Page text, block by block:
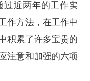
过近两年的工作实
作方法，在工作中
积累了许多宝贵的
注意和加强的六项